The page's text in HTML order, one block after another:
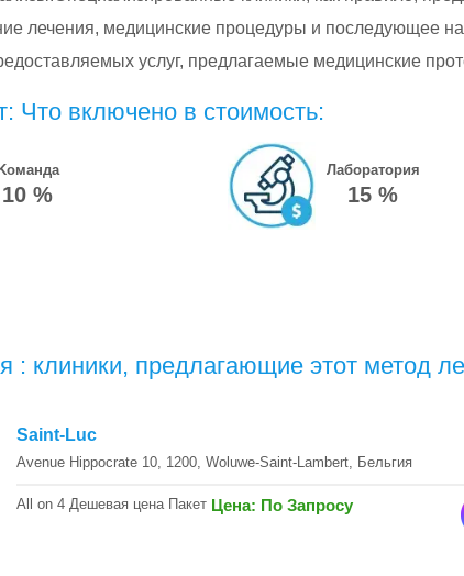
лечения, медицинские процедуры и последующее
услуг, предлагаемые медицинские
Что включено в стоимость:
Kоманда
10 %
Лаборатория
15 %
: клиники, предлагающие этот метод
Saint-Luc
Avenue Hippocrate 10, 1200, Woluwe-Saint-Lambert, Бельгия
All on 4 Дешевая цена Пакет Цена: По Запросу